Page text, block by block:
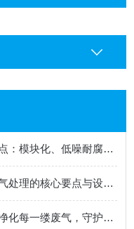
选购实验室废气处理设备看这几点：模块化、低噪耐腐蚀与中环清源ZHFQ系列优势解析
安全环保与达标排放：实验室废气处理的核心要点与设备选型
【中环清源】实验室废气处理：净化每一缕废气，守护科研与环境安全